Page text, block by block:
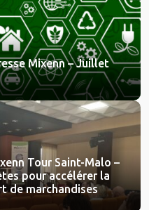
Mixenn – Juillet
Tour Saint-Malo –
pour accélérer la
de marchandises